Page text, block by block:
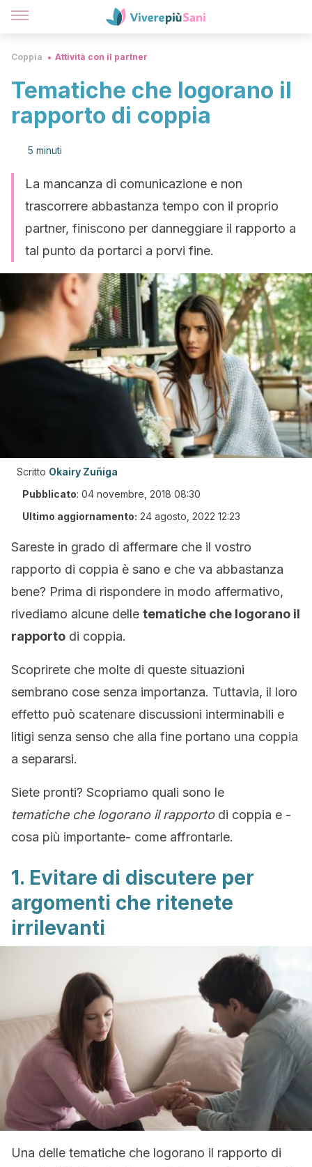
Coppia Attività con il partner
Tematiche che logorano il
rapporto di coppia
5 minuti
La mancanza di comunicazione e non
trascorrere abbastanza tempo con il proprio
partner, finiscono per danneggiare il rapporto a
tal punto da portarci a porvi fine.
Scritto Okairy Zuñiga
Pubblicato: 04 novembre, 2018 08:30
Ultimo aggiornamento: 24 agosto, 2022 12:23
Sareste in grado di affermare che il vostro
rapporto di coppia è sano e che va abbastanza
bene? Prima di rispondere in modo affermativo,
rivediamo alcune delle tematiche che logorano il
rapporto di coppia.
Scoprirete che molte di queste situazioni
sembrano cose senza importanza. Tuttavia, il loro
effetto può scatenare discussioni interminabili e
litigi senza senso che alla fine portano una coppia
a separarsi.
Siete pronti? Scopriamo quali sono le
tematiche che logorano il rapportodi coppia e -
cosa più importante- come affrontarle.
1. Evitare di discutere per
argomenti che ritenete
irrilevanti
Una delle tematiche che logorano il rapporto di